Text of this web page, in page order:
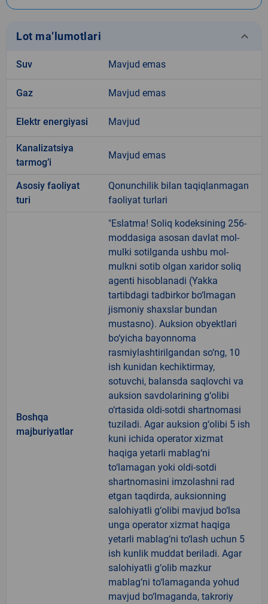
Lot ma’lumotlari keyboard_arrow_down
Suv Mavjud emas
Gaz Mavjud emas
Elektr energiyasi Mavjud
Kanalizatsiya
tarmogʼi
Mavjud emas
Аsosiy faoliyat
turi
Qonunchilik bilan taqiqlanmagan
faoliyat turlari
Boshqa
majburiyatlar
"Eslatma! Soliq kodeksining 256-
moddasiga asosan davlat mol-
mulki sotilganda ushbu mol-
mulkni sotib olgan xaridor soliq
agenti hisoblanadi (Yakka
tartibdagi tadbirkor bo‘lmagan
jismoniy shaxslar bundan
mustasno). Auksion obyektlari
bo‘yicha bayonnoma
rasmiylashtirilgandan so‘ng, 10
ish kunidan kechiktirmay,
sotuvchi, balansda saqlovchi va
auksion savdolarining g‘olibi
o‘rtasida oldi-sotdi shartnomasi
tuziladi. Agar auksion g‘olibi 5 ish
kuni ichida operator xizmat
haqiga yetarli mablag‘ni
to‘lamagan yoki oldi-sotdi
shartnomasini imzolashni rad
etgan taqdirda, auksionning
salohiyatli g‘olibi mavjud bo‘lsa
unga operator xizmat haqiga
yetarli mablag‘ni to‘lash uchun 5
ish kunlik muddat beriladi. Agar
salohiyatli g‘olib mazkur
mablag‘ni to‘lamaganda yohud
mavjud bo‘lmaganda, takroriy